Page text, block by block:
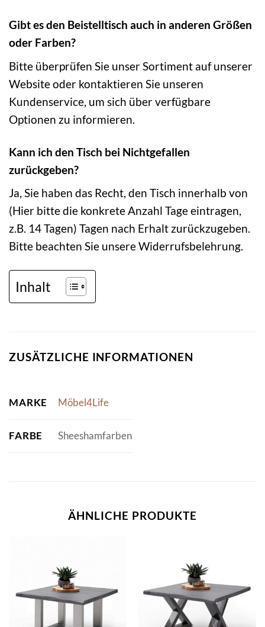
Gibt es den Beistelltisch auch in anderen Größen
oder Farben?
Bitte überprüfen Sie unser Sortiment auf unserer
Website oder kontaktieren Sie unseren
Kundenservice, um sich über verfügbare
Optionen zu informieren.
Kann ich den Tisch bei Nichtgefallen
zurückgeben?
Ja, Sie haben das Recht, den Tisch innerhalb von
(Hier bitte die konkrete Anzahl Tage eintragen,
z.B. 14 Tagen) Tagen nach Erhalt zurückzugeben.
Bitte beachten Sie unsere Widerrufsbelehrung.
Inhalt
ZUSÄTZLICHE INFORMATIONEN
MARKE Möbel4Life
FARBE Sheeshamfarben
ÄHNLICHE PRODUKTE